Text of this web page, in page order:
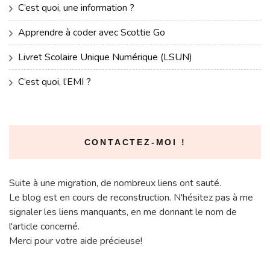
C’est quoi, une information ?
Apprendre à coder avec Scottie Go
Livret Scolaire Unique Numérique (LSUN)
C’est quoi, l’EMI ?
CONTACTEZ-MOI !
Suite à une migration, de nombreux liens ont sauté.
Le blog est en cours de reconstruction. N'hésitez pas à me
signaler les liens manquants, en me donnant le nom de
l'article concerné.
Merci pour votre aide précieuse!